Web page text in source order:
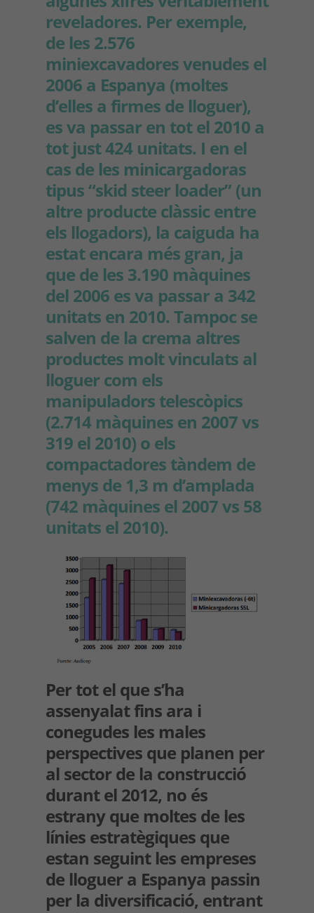
reveladores. Per exemple,
de les 2.576
miniexcavadores venudes el
2006 a Espanya (moltes
d’elles a firmes de lloguer),
es va passar en tot el 2010 a
tot just 424 unitats. I en el
cas de les minicargadoras
tipus “skid steer loader” (un
altre producte clàssic entre
els llogadors), la caiguda ha
estat encara més gran, ja
que de les 3.190 màquines
del 2006 es va passar a 342
unitats en 2010. Tampoc se
salven de la crema altres
productes molt vinculats al
lloguer com els
manipuladors telescòpics
(2.714 màquines en 2007 vs
319 el 2010) o els
compactadores tàndem de
menys de 1,3 m d’amplada
(742 màquines el 2007 vs 58
unitats el 2010).
Per tot el que s’ha
assenyalat fins ara i
conegudes les males
perspectives que planen per
al sector de la construcció
durant el 2012, no és
estrany que moltes de les
línies estratègiques que
estan seguint les empreses
de lloguer a Espanya passin
per la diversificació, entrant